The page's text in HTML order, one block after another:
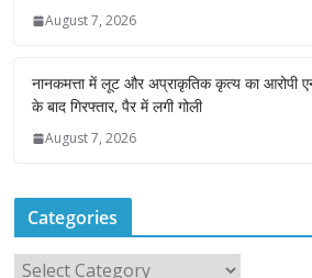
August 7, 2026
नानकमत्ता में लूट और अप्राकृतिक कृत्य का आरोपी
के बाद गिरफ्तार, पैर में लगी गोली
August 7, 2026
Categories